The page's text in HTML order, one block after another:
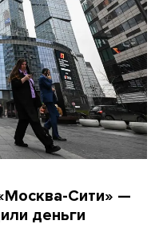
Сити» —
деньги